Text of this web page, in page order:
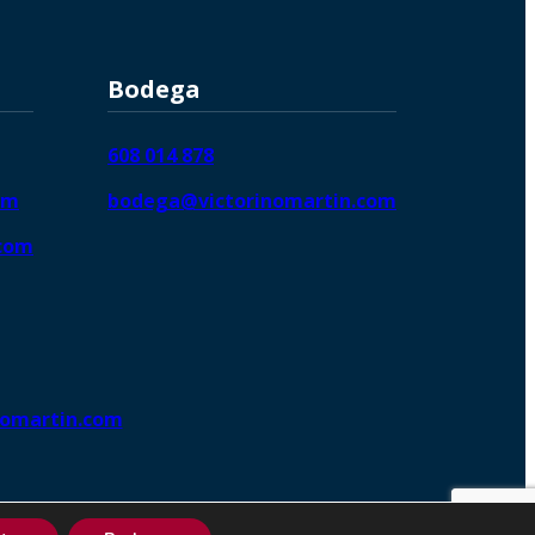
Bodega
608 014 878
bodega@victorinomartin.com
DigitalGrowthⓇ